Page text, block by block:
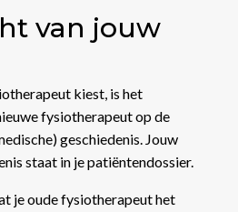
van jouw
kiest, is het
fysiotherapeut op de
geschiedenis. Jouw
staat in je patiëntendossier.
je oude fysiotherapeut het